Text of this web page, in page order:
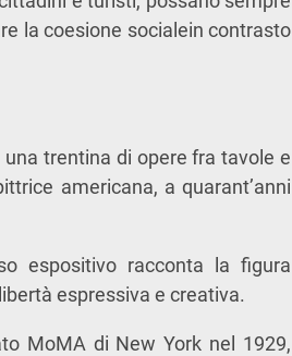
la coesione socialein contrasto
una trentina di opere fra tavole e
americana, a quarant’anni
espositivo racconta la figura
espressiva e creativa.
MoMA di New York nel 1929,